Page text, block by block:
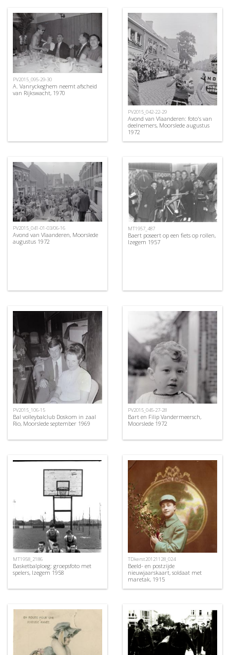
PV2015_095-29-30
A. Vanryckeghem neemt afscheid
van Rijkswacht, 1970
PV2015_042-22-29
Avond van Vlaanderen: foto's van
deelnemers, Moorslede augustus
1972
PV2015_041-01-03/06-16
Avond van Vlaanderen, Moorslede
augustus 1972
MT1957_487
Baert poseert op een fiets op rollen,
Izegem 1957
PV2015_106-15
Bal volleybalclub Doskom in zaal
Rio, Moorslede september 1969
PV2015_045-27-28
Bart en Filip Vandermeersch,
Moorslede 1972
MT1958_2186
Basketbalploeg: groepsfoto met
spelers, Izegem 1958
TDkerst20121128_024
Beeld- en postzijde
nieuwjaarskaart, soldaat met
maretak, 1915